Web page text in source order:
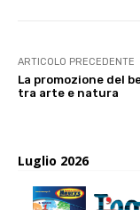
ARTICOLO PRECEDENTE
La promozione del
tra arte e natura
Luglio 2026